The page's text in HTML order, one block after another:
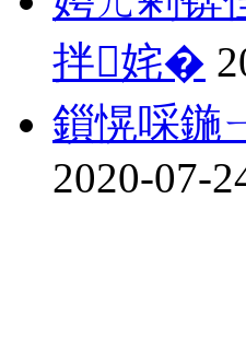
拌姹�
鎻愰啋鍦
2020-07-